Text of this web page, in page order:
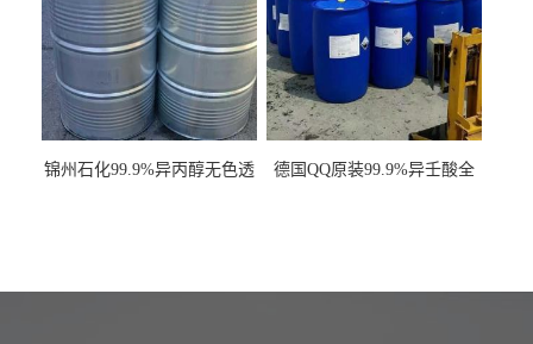
锦州石化99.9%异丙醇无色透
德国QQ原装99.9%异壬酸全